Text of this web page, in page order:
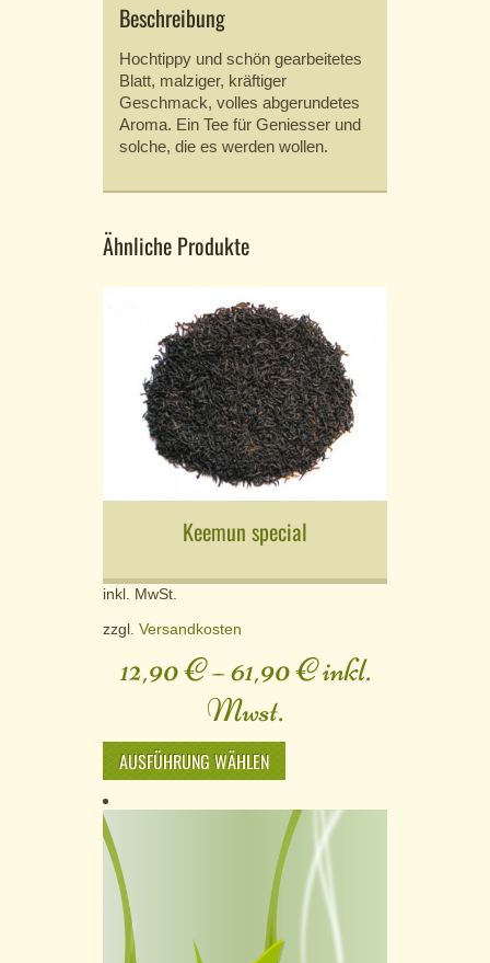
Beschreibung
Hochtippy und schön gearbeitetes
Blatt, malziger, kräftiger
Geschmack, volles abgerundetes
Aroma. Ein Tee für Geniesser und
solche, die es werden wollen.
Ähnliche Produkte
Keemun special
inkl. MwSt.
zzgl. Versandkosten
12,90€–61,90€inkl.
Mwst.
AUSFÜHRUNG WÄHLEN